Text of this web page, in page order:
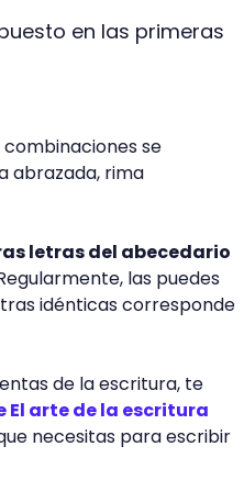
en las primeras
se
abrazada, rima
letras del abecedario
las puedes
idénticas corresponde
de la escritura, te
El arte de la escritura
necesitas para escribir